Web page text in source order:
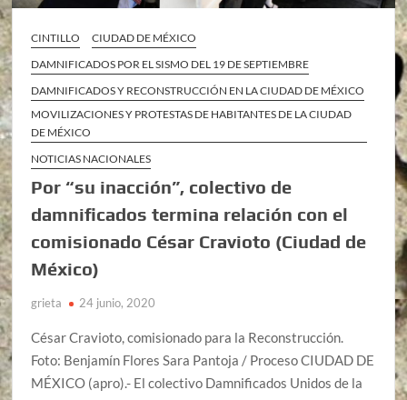
CINTILLO
CIUDAD DE MÉXICO
DAMNIFICADOS POR EL SISMO DEL 19 DE SEPTIEMBRE
DAMNIFICADOS Y RECONSTRUCCIÓN EN LA CIUDAD DE MÉXICO
MOVILIZACIONES Y PROTESTAS DE HABITANTES DE LA CIUDAD
DE MÉXICO
NOTICIAS NACIONALES
Por “su inacción”, colectivo de
damnificados termina relación con el
comisionado César Cravioto (Ciudad de
México)
grieta 24 junio, 2020
César Cravioto, comisionado para la Reconstrucción.
Foto: Benjamín Flores Sara Pantoja / Proceso CIUDAD DE
MÉXICO (apro).- El colectivo Damnificados Unidos de la